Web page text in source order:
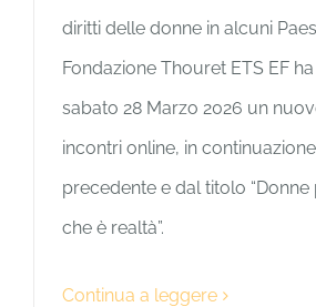
diritti delle donne in alcuni
Fondazione Thouret ETS EF
sabato 28 Marzo 2026 un
incontri online, in
precedente e dal titolo
che è realtà”.
Continua a leggere